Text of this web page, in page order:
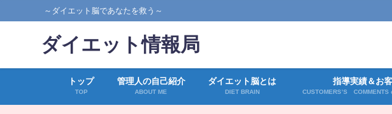
～ダイエット脳であなたを救う～
ダイエット情報局
トップ
TOP
管理人の自己紹介
ABOUT ME
ダイエット脳とは
DIET BRAIN
指導実績＆お
CUSTOMERS’S